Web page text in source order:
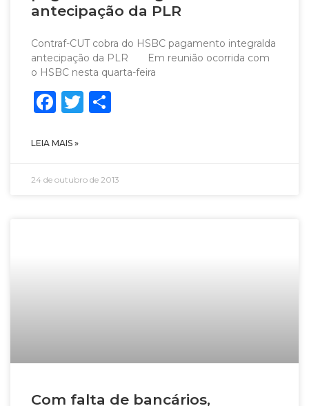
antecipação da PLR
Contraf-CUT cobra do HSBC pagamento integralda
antecipação da PLR Em reunião ocorrida com
o HSBC nesta quarta-feira
Facebook
Twitter
LEIA MAIS »
24 de outubro de 2013
Com falta de bancários,